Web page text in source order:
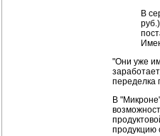
В
"Они уже
переделка
В
продукцию